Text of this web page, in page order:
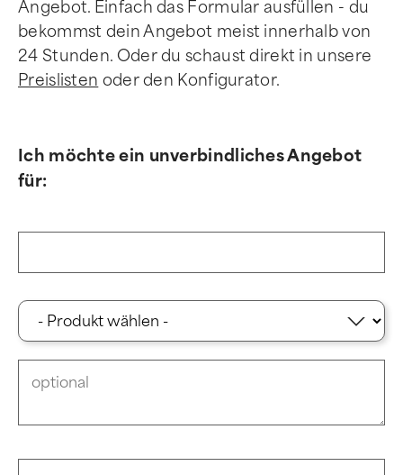
Angebot. Einfach das Formular ausfüllen - du
bekommst dein Angebot meist innerhalb von
24 Stunden. Oder du schaust direkt in unsere
Preislisten oder den Konfigurator.
Ich möchte ein unverbindliches Angebot
für: